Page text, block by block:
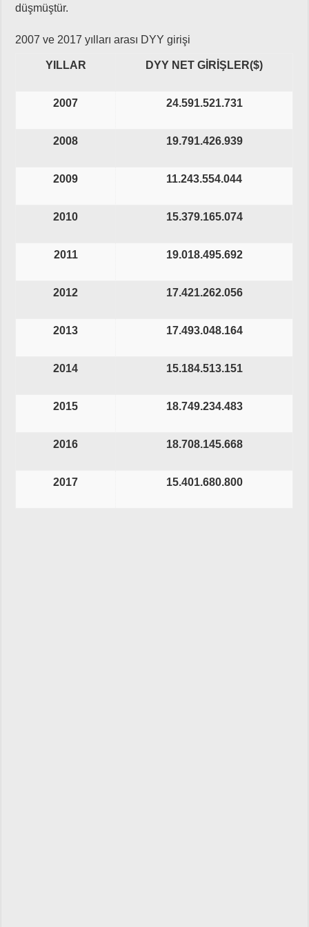
düşmüştür.
2007 ve 2017 yılları arası DYY girişi
YILLAR DYY NET GİRİŞLER($)
2007 24.591.521.731
2008 19.791.426.939
2009 11.243.554.044
2010 15.379.165.074
2011 19.018.495.692
2012 17.421.262.056
2013 17.493.048.164
2014 15.184.513.151
2015 18.749.234.483
2016 18.708.145.668
2017 15.401.680.800